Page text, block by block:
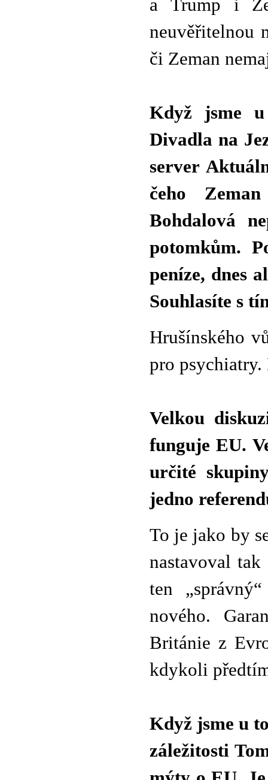
a Trump i
neuvěřitelnou
či Zeman
Když jsme u
Divadla na
server
čeho
Bohdalová
potomkům.
peníze, dnes
Souhlasíte s
Hrušínského
pro
Velkou
funguje EU.
určité
jedno
To je jako by
nastavoval
ten
nového.
Británie z
kdykoli
Když jsme u
záležitosti